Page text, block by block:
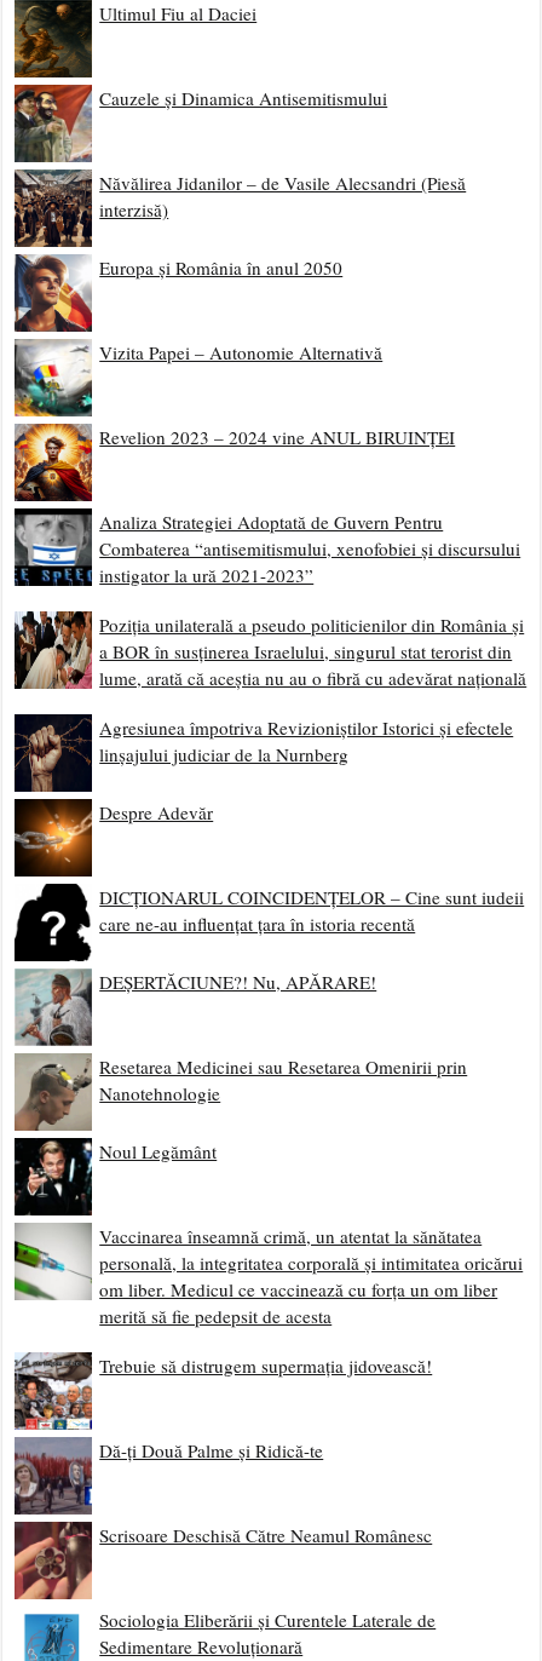
Ultimul Fiu al Daciei
Cauzele și Dinamica Antisemitismului
Năvălirea Jidanilor – de Vasile Alecsandri (Piesă
interzisă)
Europa și România în anul 2050
Vizita Papei – Autonomie Alternativă
Revelion 2023 – 2024 vine ANUL BIRUINȚEI
Analiza Strategiei Adoptată de Guvern Pentru
Combaterea “antisemitismului, xenofobiei și discursului
instigator la ură 2021-2023”
Poziția unilaterală a pseudo politicienilor din România și
a BOR în susținerea Israelului, singurul stat terorist din
lume, arată că aceștia nu au o fibră cu adevărat națională
Agresiunea împotriva Revizioniștilor Istorici și efectele
linșajului judiciar de la Nurnberg
Despre Adevăr
DICȚIONARUL COINCIDENȚELOR – Cine sunt iudeii
care ne-au influențat țara în istoria recentă
DEȘERTĂCIUNE?! Nu, APĂRARE!
Resetarea Medicinei sau Resetarea Omenirii prin
Nanotehnologie
Noul Legământ
Vaccinarea înseamnă crimă, un atentat la sănătatea
personală, la integritatea corporală și intimitatea oricărui
om liber. Medicul ce vaccinează cu forța un om liber
merită să fie pedepsit de acesta
Trebuie să distrugem supermația jidovească!
Dă-ți Două Palme și Ridică-te
Scrisoare Deschisă Către Neamul Românesc
Sociologia Eliberării și Curentele Laterale de
Sedimentare Revoluționară